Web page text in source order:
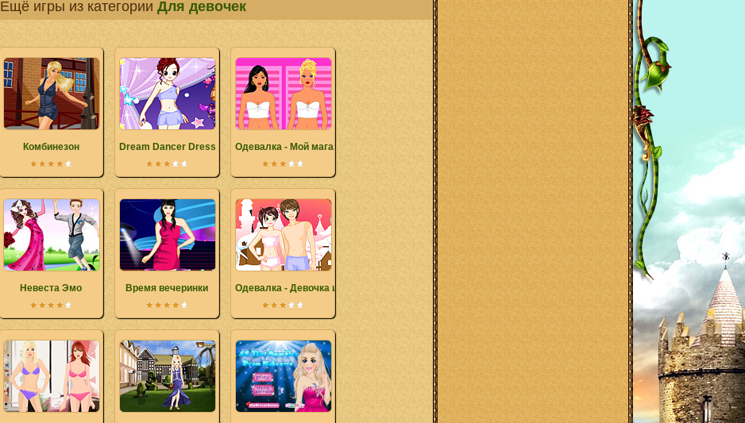
Ещё игры из категории Для девочек
Комбинезон Dream Dancer Dress Up Одевалка - Мой магазин
Невеста Эмо Время вечеринки Одевалка - Девочка и мальчик